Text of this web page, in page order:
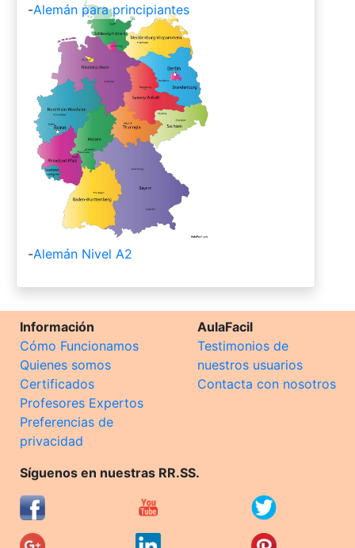
-Alemán para principiantes
-Alemán Nivel A2
Información
Cómo Funcionamos
Quienes somos
Certificados
Profesores Expertos
Preferencias de
privacidad
AulaFacil
Testimonios de
nuestros usuarios
Contacta con nosotros
Síguenos en nuestras RR.SS.